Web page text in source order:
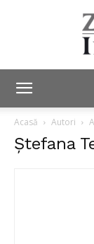
Acasă Autori
Ștefana